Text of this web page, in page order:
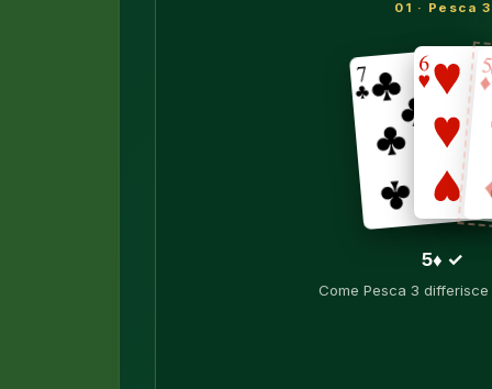
01 · Pesca 3
5♦ ✓
Come Pesca 3 differisce